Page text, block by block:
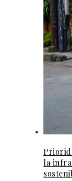
la